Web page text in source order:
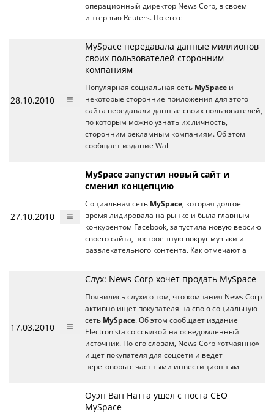
операционный директор News Corp, в своем
интервью Reuters. По его с
28.10.2010
MySpace передавала данные миллионов
своих пользователей сторонним
компаниям
Популярная социальная сеть MySpace и
некоторые сторонние приложения для этого
сайта передавали данные своих пользователей,
по которым можно узнать их личность,
сторонним рекламным компаниям. Об этом
сообщает издание Wall
27.10.2010
MySpace запустил новый сайт и
сменил концепцию
Социальная сеть MySpace, которая долгое
время лидировала на рынке и была главным
конкурентом Facebook, запустила новую версию
своего сайта, построенную вокруг музыки и
развлекательного контента. Как отмечают а
17.03.2010
Слух: News Corp хочет продать MySpace
Появились слухи о том, что компания News Corp
активно ищет покупателя на свою социальную
сеть MySpace. Об этом сообщает издание
Electronista со ссылкой на осведомленный
источник. По его словам, News Corp «отчаянно»
ищет покупателя для соцсети и ведет
переговоры с частными инвестиционным
Оуэн Ван Натта ушел с поста СЕО
MySpace